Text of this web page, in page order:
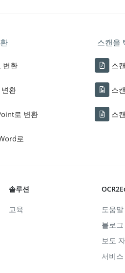
변환
변환
로 변환
로
스캔을
스
스
스
솔루션
교육
도움말
블로그
보도
서비